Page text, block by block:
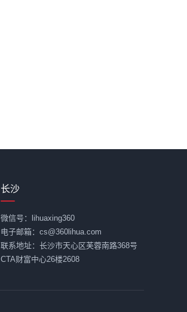
长沙
微信号：lihuaxing360
电子邮箱：cs@360lihua.com
联系地址：长沙市天心区芙蓉南路368号
CTA财富中心26楼2608